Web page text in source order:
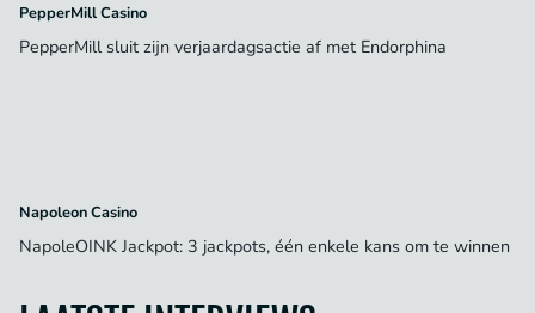
PepperMill Casino
PepperMill sluit zijn verjaardagsactie af met Endorphina
Napoleon Casino
NapoleOINK Jackpot: 3 jackpots, één enkele kans om te winnen